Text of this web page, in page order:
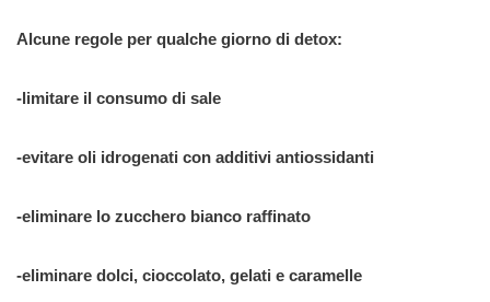
Alcune regole per qualche giorno di detox:
-limitare il consumo di sale
-evitare oli idrogenati con additivi antiossidanti
-eliminare lo zucchero bianco raffinato
-eliminare dolci, cioccolato, gelati e caramelle